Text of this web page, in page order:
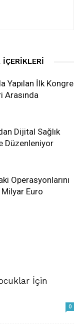
İÇERIKLERI
Yapılan İlk Kongre
Arasında
Dijital Sağlık
Düzenleniyor
Operasyonlarını
Euro
İçin
0